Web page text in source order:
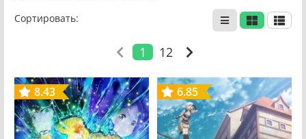
Сортировать:
1 12
8.43 6.85